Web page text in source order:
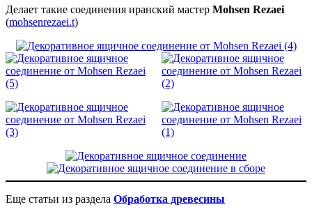
Делает такие соединения иранский мастер Mohsen Rezaei
(mohsenrezaei.t)
Еще статьи из раздела Обработка древесины